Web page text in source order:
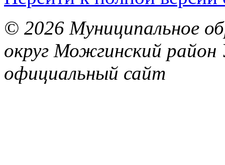
© 2026 Муниципальное
округ Можгинский район
официальный сайт